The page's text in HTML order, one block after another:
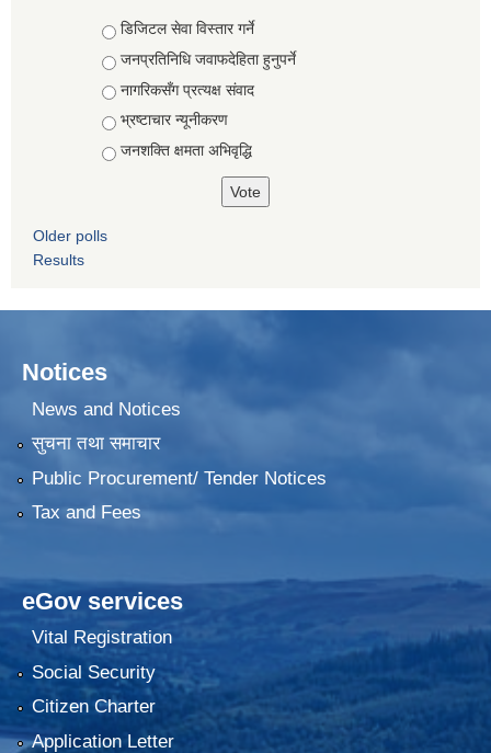
Choices
डिजिटल सेवा विस्तार गर्ने
जनप्रतिनिधि जवाफदेहिता हुनुपर्ने
नागरिकसँग प्रत्यक्ष संवाद
भ्रष्टाचार न्यूनीकरण
जनशक्ति क्षमता अभिवृद्धि
Older polls
Results
Notices
News and Notices
सुचना तथा समाचार
Public Procurement/ Tender Notices
Tax and Fees
eGov services
Vital Registration
Social Security
Citizen Charter
Application Letter